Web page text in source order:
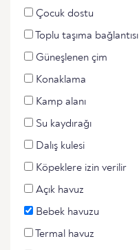
Çocuk dostu
Toplu taşıma bağlantısı
Güneşlenen çim
Konaklama
Kamp alanı
Su kaydırağı
Dalış kulesi
Köpeklere izin verilir
Açık havuz
Bebek havuzu
Termal havuz